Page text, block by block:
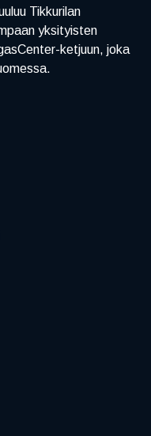
Tikkurilan
yksityisten
ketjuun, joka